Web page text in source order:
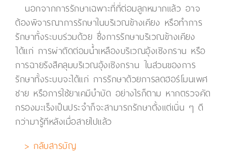
นอกจากการรักษาเฉพาะที่ที่ต่อมลูกหมากแล้ว อาจ
ต้องพิจารณาการรักษาในบริเวณข้างเคียง หรือทำการ
รักษาทั้งระบบร่วมด้วย ซึ่งการรักษาบริเวณข้างเคียง
ได้แก่ การผ่าตัดต่อมน้ำเหลืองบริเวณอุ้งเชิงกราน หรือ
การฉายรังสีคลุมบริเวณอุ้งเชิงกราน ในส่วนของการ
รักษาทั้งระบบจะได้แก่ การรักษาด้วยการลดฮอร์โมนเพศ
ชาย หรือการใช้ยาเคมีบำบัด อย่างไรก็ตาม หากตรวจคัด
กรองมะเร็งเป็นประจำก็จะสามารถรักษาตั้งแต่เนิ่น ๆ ดี
กว่ามารู้ทีหลังเมื่อสายไปแล้ว
> กลับสารบัญ